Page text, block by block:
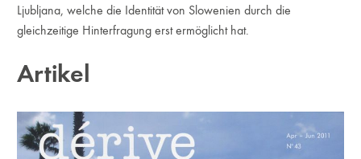
Ljubljana, welche die Identität von Slowenien durch die
gleichzeitige Hinter­fragung erst ermöglicht hat.
Artikel